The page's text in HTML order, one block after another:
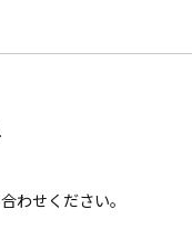
わせください。